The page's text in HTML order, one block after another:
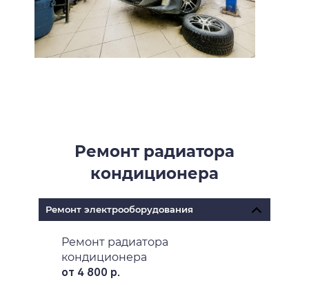
Ремонт радиатора
кондиционера
Ремонт электрооборудования
Ремонт радиатора
кондиционера
от 4 800 р.